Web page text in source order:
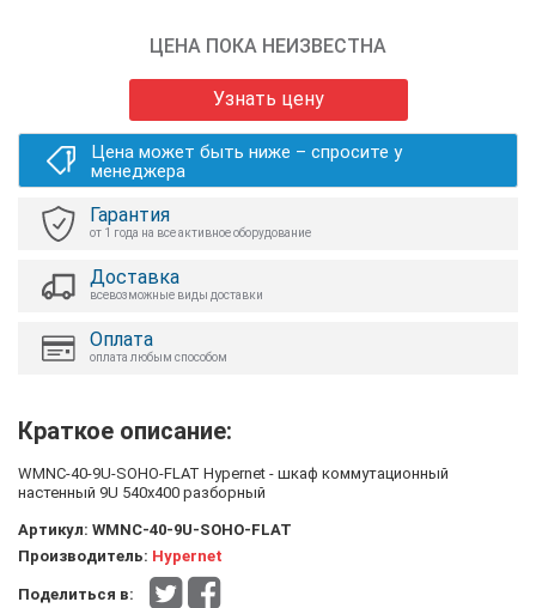
ЦЕНА ПОКА НЕИЗВЕСТНА
Узнать цену
Цена может быть ниже – спросите у
менеджера
Гарантия
от 1 года на все активное оборудование
Доставка
всевозможные виды доставки
Оплата
оплата любым способом
Краткое описание:
WMNC-40-9U-SOHO-FLAT Hypernet - шкаф коммутационный
настенный 9U 540x400 разборный
Артикул: WMNC-40-9U-SOHO-FLAT
Производитель: Hypernet
Поделиться в: